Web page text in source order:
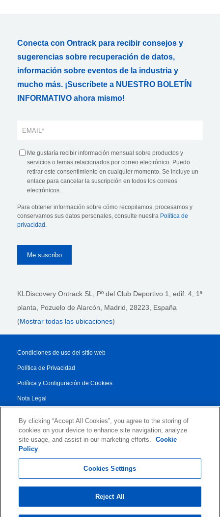
Conecta con Ontrack para recibir consejos y
sugerencias sobre recuperación de datos,
información sobre eventos de la industria y
mucho más. ¡Suscríbete a NUESTRO BOLETÍN
INFORMATIVO ahora mismo!
Me gustaría recibir información mensual sobre productos y
servicios o temas relacionados por correo electrónico. Puedo
retirar este consentimiento en cualquier momento. Se incluye un
enlace para cancelar la suscripción en todos los correos
electrónicos.
Para obtener información sobre cómo recopilamos, procesamos y
conservamos sus datos personales, consulte nuestra Política de
privacidad .
KLDiscovery Ontrack SL, Pº del Club Deportivo 1, edif. 4, 1ª
planta, Pozuelo de Alarcón, Madrid, 28223 , España
(Mostrar todas las ubicaciones)
Condiciones de uso del sitio web
Política de Privacidad
Política y Configuración de Cookies
Nota Legal
Condiciones Generales
Authorised Partner Agreement
By clicking “Accept All Cookies”, you agree to the storing of
cookies on your device to enhance site navigation, analyze
site usage, and assist in our marketing efforts.
Cookie
Policy
Cookies Settings
Reject All